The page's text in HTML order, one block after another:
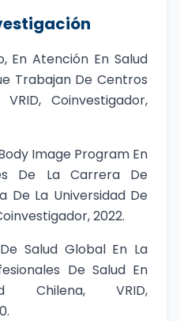
En Atención En Salud
Trabajan De Centros
Coinvestigador,
Image Program En
De La Carrera De
De La Universidad De
2022.
Salud Global En La
De Salud En
Chilena, VRID,